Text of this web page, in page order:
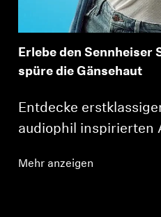
Erlebe den Sennheiser
spüre die Gänsehaut
Entdecke
audiophil inspirierten
Mehr anzeigen